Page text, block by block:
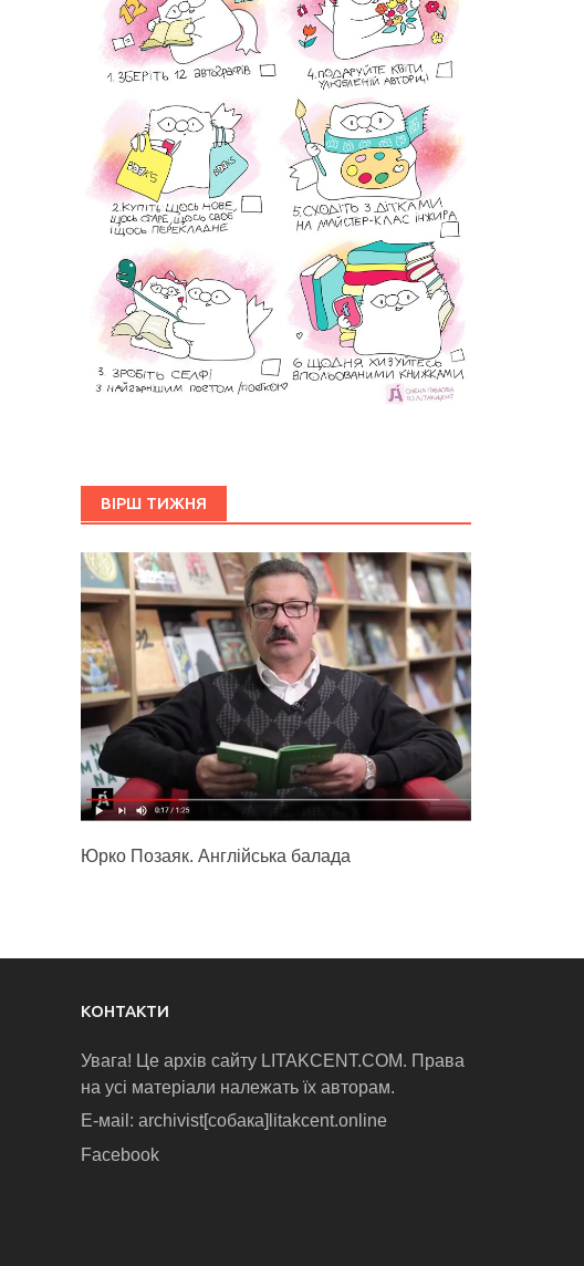
ВІРШ ТИЖНЯ
Юрко Позаяк. Англійська балада
КОНТАКТИ
Увага! Це архів сайту LITAKCENT.COM. Права
на усі матеріали належать їх авторам.
E-маіl: archivist[собака]litakcent.online
Facebook